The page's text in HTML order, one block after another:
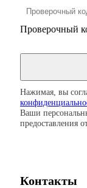
Проверочный
Нажимая, вы
Ваши
предоставления
Контакты